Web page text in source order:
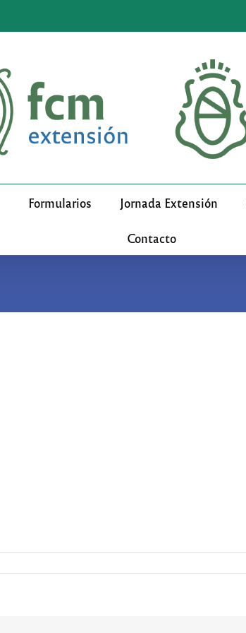
Formularios Jornada Extensión
Contacto